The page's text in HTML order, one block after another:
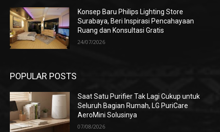
Konsep Baru Philips Lighting Store
Surabaya, Beri Inspirasi Pencahayaan
Ruang dan Konsultasi Gratis
24/07/2026
POPULAR POSTS
Saat Satu Purifier Tak Lagi Cukup untuk
Seluruh Bagian Rumah, LG PuriCare
AeroMini Solusinya
07/08/2026